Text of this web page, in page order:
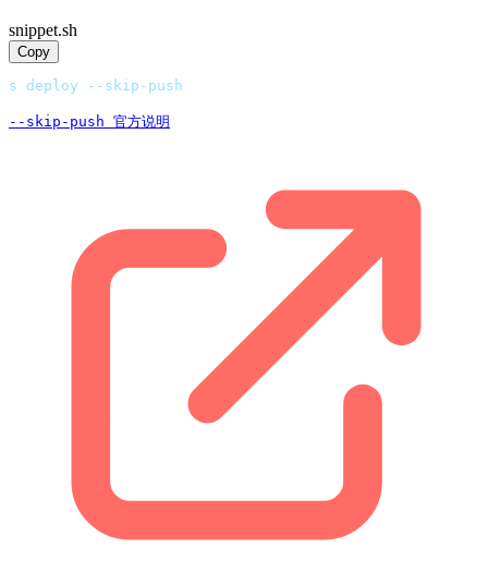
snippet.sh
Copy
s deploy --skip-push
--skip-push 官方说明